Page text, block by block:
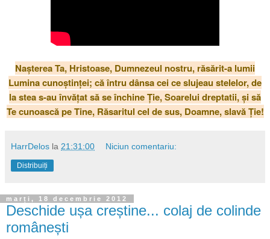
Nașterea Ta, Hristoase, Dumnezeul nostru, răsărit-a lumii
Lumina cunoștinței; că întru dânsa cei ce slujeau stelelor, de
la stea s-au învățat să se închine Ție, Soarelui dreptatii, și să
Te cunoască pe Tine, Răsaritul cel de sus, Doamne, slavă Ție!
HarrDelos la 21:31:00 Niciun comentariu:
Distribuiți
marți, 18 decembrie 2012
Deschide ușa creștine... colaj de colinde
românești